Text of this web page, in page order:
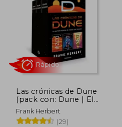
25%
dcto.
S/ 349,00
S/ 261,75
Las crónicas de Dune
(pack con: Dune | El
mesías de Dune |
Hijos de Dune)
Frank Herbert
(29)